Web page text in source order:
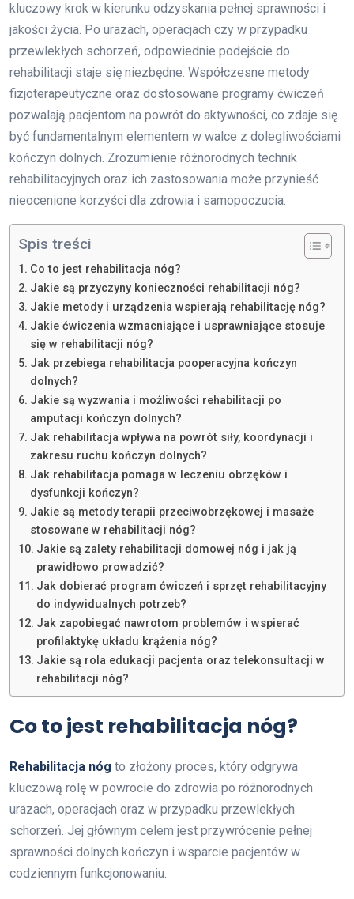
kluczowy krok w kierunku odzyskania pełnej sprawności i
jakości życia. Po urazach, operacjach czy w przypadku
przewlekłych schorzeń, odpowiednie podejście do
rehabilitacji staje się niezbędne. Współczesne metody
fizjoterapeutyczne oraz dostosowane programy ćwiczeń
pozwalają pacjentom na powrót do aktywności, co zdaje się
być fundamentalnym elementem w walce z dolegliwościami
kończyn dolnych. Zrozumienie różnorodnych technik
rehabilitacyjnych oraz ich zastosowania może przynieść
nieocenione korzyści dla zdrowia i samopoczucia.
Spis treści
Co to jest rehabilitacja nóg?
Jakie są przyczyny konieczności rehabilitacji nóg?
Jakie metody i urządzenia wspierają rehabilitację nóg?
Jakie ćwiczenia wzmacniające i usprawniające stosuje
się w rehabilitacji nóg?
Jak przebiega rehabilitacja pooperacyjna kończyn
dolnych?
Jakie są wyzwania i możliwości rehabilitacji po
amputacji kończyn dolnych?
Jak rehabilitacja wpływa na powrót siły, koordynacji i
zakresu ruchu kończyn dolnych?
Jak rehabilitacja pomaga w leczeniu obrzęków i
dysfunkcji kończyn?
Jakie są metody terapii przeciwobrzękowej i masaże
stosowane w rehabilitacji nóg?
Jakie są zalety rehabilitacji domowej nóg i jak ją
prawidłowo prowadzić?
Jak dobierać program ćwiczeń i sprzęt rehabilitacyjny
do indywidualnych potrzeb?
Jak zapobiegać nawrotom problemów i wspierać
profilaktykę układu krążenia nóg?
Jakie są rola edukacji pacjenta oraz telekonsultacji w
rehabilitacji nóg?
Co to jest rehabilitacja nóg?
Rehabilitacja nóg to złożony proces, który odgrywa
kluczową rolę w powrocie do zdrowia po różnorodnych
urazach, operacjach oraz w przypadku przewlekłych
schorzeń. Jej głównym celem jest przywrócenie pełnej
sprawności dolnych kończyn i wsparcie pacjentów w
codziennym funkcjonowaniu.